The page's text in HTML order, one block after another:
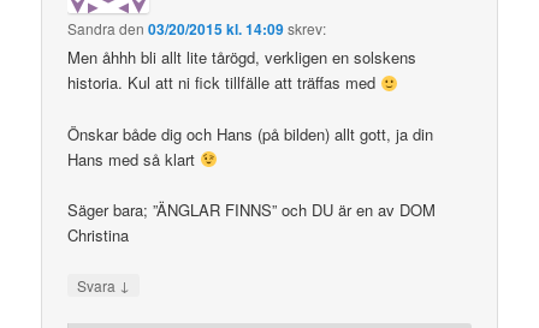
Sandraden03/20/2015 kl. 14:09skrev:
Men åhhh bli allt lite tårögd, verkligen en solskens
historia. Kul att ni fick tillfälle att träffas med
Önskar både dig och Hans (på bilden) allt gott, ja din
Hans med så klart
Säger bara; ”ÄNGLAR FINNS” och DU är en av DOM
Christina
Svara ↓